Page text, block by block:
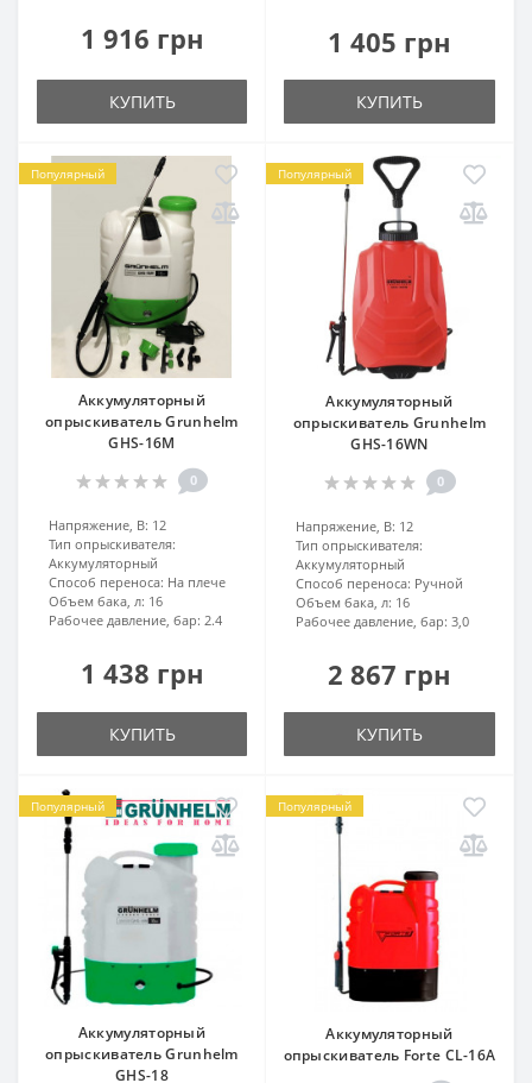
1 916 грн
КУПИТЬ
1 405 грн
КУПИТЬ
Популярный
Аккумуляторный
опрыскиватель Grunhelm
GHS-16М
0
Напряжение, В: 12
Тип опрыскивателя:
Аккумуляторный
Способ переноса: На плече
Объем бака, л: 16
Рабочее давление, бар: 2.4
1 438 грн
КУПИТЬ
Популярный
Аккумуляторный
опрыскиватель Grunhelm
GHS-16WN
0
Напряжение, В: 12
Тип опрыскивателя:
Аккумуляторный
Способ переноса: Ручной
Объем бака, л: 16
Рабочее давление, бар: 3,0
2 867 грн
КУПИТЬ
Популярный
Аккумуляторный
опрыскиватель Grunhelm
GHS-18
Популярный
Аккумуляторный
опрыскиватель Forte CL-16A